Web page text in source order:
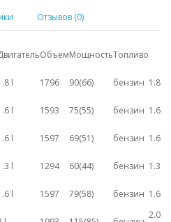
Отзывов (0)
ОбъемМощностьТопливо
l 1796 90(66) бензин 1.8
l 1593 75(55) бензин 1.6
l 1597 69(51) бензин 1.6
l 1294 60(44) бензин 1.3
l 1597 79(58) бензин 1.6
2.0